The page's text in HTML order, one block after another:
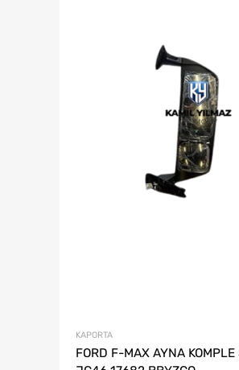
KAPORTA
FORD F-MAX AYNA KOMPLE